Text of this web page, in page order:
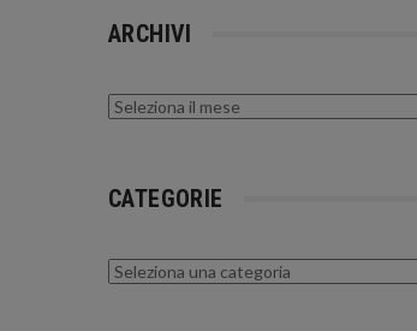
ARCHIVI
Archivi
CATEGORIE
Categorie